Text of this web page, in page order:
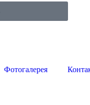
Фотогалерея